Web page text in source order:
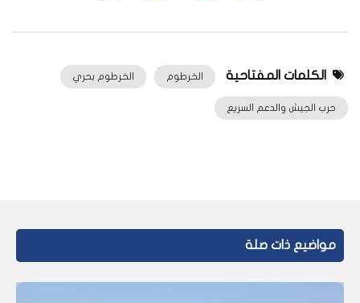
الكلمات المفتاحية الخرطوم الخرطوم بحري
حرب الجيش والدعم السريع
مواضيع ذات صلة